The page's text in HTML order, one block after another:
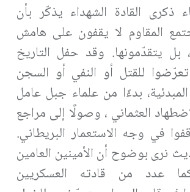
ذكرى القادة الشهداء يذكّر بأن
المقاوم لا يقفون على هامش
بل يتقدّمونها. وقد حفل التاريخ
للقتل أو النفي أو السجن
بدءًا من علماء جبل عامل
العثماني ، وصولًا إلى مراجع
في وجه الاستعمار البريطاني.
نرى بوضوح أن الأمينين العامين
عدد من قادته العسكريين